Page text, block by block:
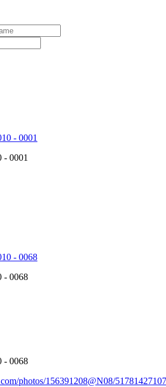
- 0001
- 0068
- 0068
photos/156391208@N08/